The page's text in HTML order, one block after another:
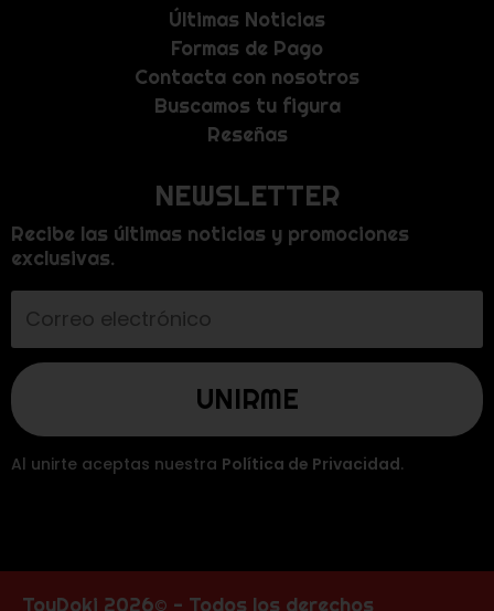
Últimas Noticias
Formas de Pago
Contacta con nosotros
Buscamos tu figura
Reseñas
NEWSLETTER
Recibe las últimas noticias y promociones
exclusivas.
Al unirte aceptas nuestra Política de Privacidad.
ToyDoki 2026© - Todos los derechos